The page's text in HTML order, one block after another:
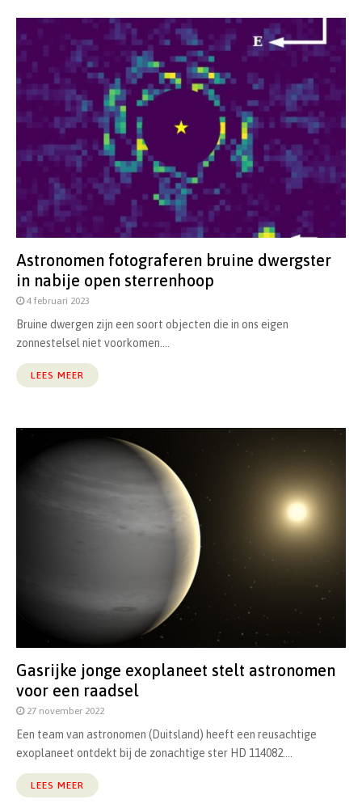
Astronomen fotograferen bruine dwergster
in nabije open sterrenhoop
4 februari 2023
Bruine dwergen zijn een soort objecten die in ons eigen
zonnestelsel niet voorkomen....
LEES MEER
Gasrijke jonge exoplaneet stelt astronomen
voor een raadsel
27 november 2022
Een team van astronomen (Duitsland) heeft een reusachtige
exoplaneet ontdekt bij de zonachtige ster HD 114082....
LEES MEER